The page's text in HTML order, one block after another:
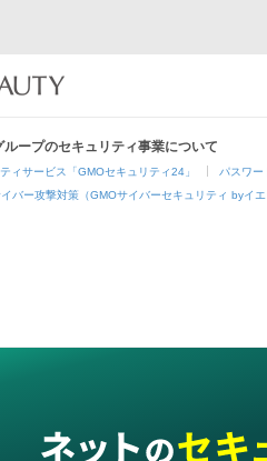
ープのセキュリティ事業について
ィサービス「GMOセキュリティ24」 パスワー
バー攻撃対策（GMOサイバーセキュリティ byイエ